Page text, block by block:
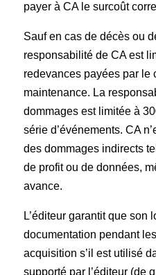
payer à CA le surcoût
Sauf en cas de décès ou
responsabilité de CA est
redevances payées par le
maintenance. La
dommages est limitée à
série d’événements. CA
des dommages indirects
de profit ou de données,
avance.
L’éditeur garantit que son
documentation pendant
acquisition s’il est utilisé
supporté par l’éditeur (de